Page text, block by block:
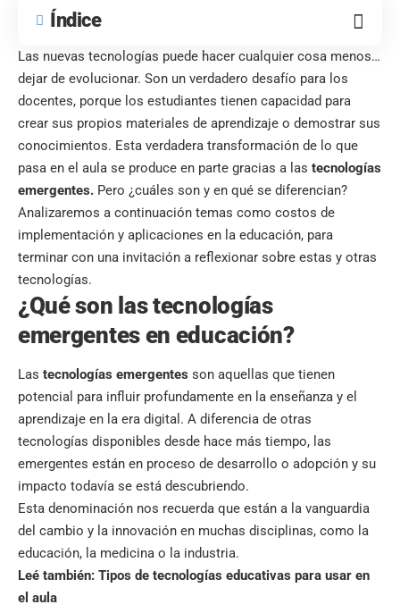
Índice
Las nuevas tecnologías puede hacer cualquier cosa menos…
dejar de evolucionar. Son un verdadero desafío para los
docentes, porque los estudiantes tienen capacidad para
crear sus propios materiales de aprendizaje o demostrar sus
conocimientos. Esta verdadera transformación de lo que
pasa en el aula se produce en parte gracias a las tecnologías
emergentes. Pero ¿cuáles son y en qué se diferencian?
Analizaremos a continuación temas como costos de
implementación y aplicaciones en la educación, para
terminar con una invitación a reflexionar sobre estas y otras
tecnologías.
¿Qué son las tecnologías
emergentes en educación?
Las tecnologías emergentes son aquellas que tienen
potencial para influir profundamente en la enseñanza y el
aprendizaje en la era digital. A diferencia de otras
tecnologías disponibles desde hace más tiempo, las
emergentes están en proceso de desarrollo o adopción y su
impacto todavía se está descubriendo.
Esta denominación nos recuerda que están a la vanguardia
del cambio y la innovación en muchas disciplinas, como la
educación, la medicina o la industria.
Leé también: Tipos de tecnologías educativas para usar en
el aula